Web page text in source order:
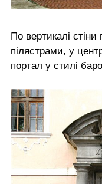
По вертикалі
пілястрами, у
портал у стилі